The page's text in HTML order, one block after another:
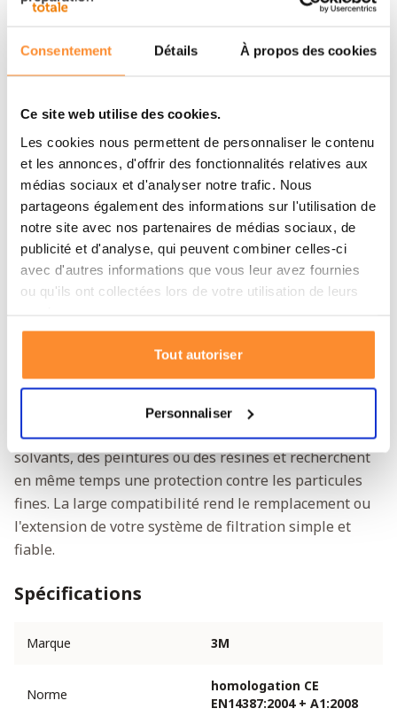
Consentement Détails À propos des cookies
Ce site web utilise des cookies.
Les cookies nous permettent de personnaliser le contenu
et les annonces, d'offrir des fonctionnalités relatives aux
médias sociaux et d'analyser notre trafic. Nous
partageons également des informations sur l'utilisation de
notre site avec nos partenaires de médias sociaux, de
publicité et d'analyse, qui peuvent combiner celles-ci
avec d'autres informations que vous leur avez fournies
ou qu'ils ont collectées lors de votre utilisation de leurs
Tout autoriser
Personnaliser
Montage facile par clic pour une utilisation rapide
Bon équilibre entre protection contre les vapeurs et
Peut être plus lourd que les filtres à particules
Ce filtre offre une protection efficace contre les gaz et
vapeurs organiques dont le point d'ébullition est
supérieur à 65 °C, combinée à une filtration des
particules conforme à la classe A2P3. Grâce à sa
connexion à baïonnette, le filtre se fixe rapidement et
6700,6800,6900), ainsi que les demi-
masques des séries 6000, 6500, 6500 QL et 7500. Idéal
pour les professionnels de la construction, de
l'industrie ou de la chimie qui travaillent avec des
solvants, des peintures ou des résines et recherchent
en même temps une protection contre les particules
fines. La large compatibilité rend le remplacement ou
l'extension de votre système de filtration simple et
fiable.
Spécifications
Marque 3M
Norme
homologation CE
EN14387:2004 + A1:2008